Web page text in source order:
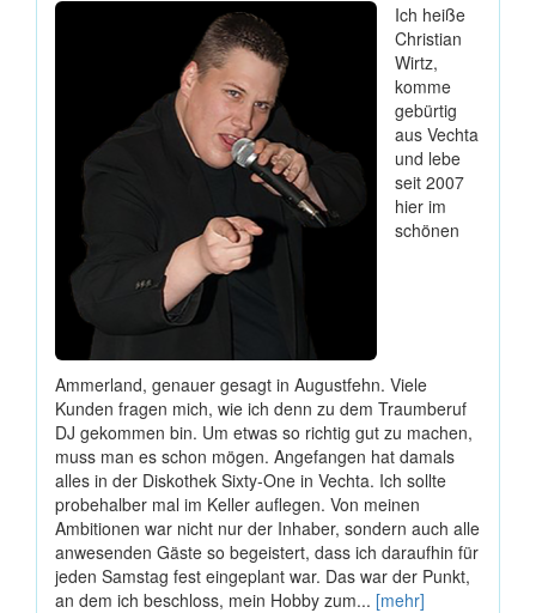
Ich heiße
Christian
Wirtz,
komme
gebürtig
aus Vechta
und lebe
seit 2007
hier im
schönen
Ammerland, genauer gesagt in Augustfehn. Viele
Kunden fragen mich, wie ich denn zu dem Traumberuf
DJ gekommen bin. Um etwas so richtig gut zu machen,
muss man es schon mögen. Angefangen hat damals
alles in der Diskothek Sixty-One in Vechta. Ich sollte
probehalber mal im Keller auflegen. Von meinen
Ambitionen war nicht nur der Inhaber, sondern auch alle
anwesenden Gäste so begeistert, dass ich daraufhin für
jeden Samstag fest eingeplant war. Das war der Punkt,
an dem ich beschloss, mein Hobby zum... [mehr]